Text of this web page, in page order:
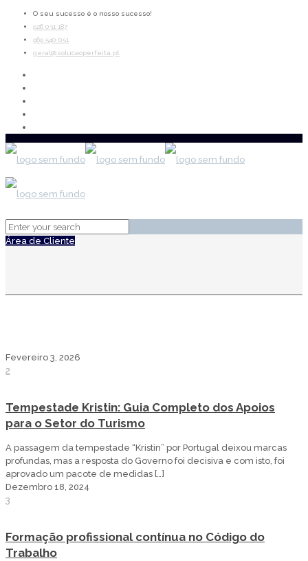
O seu sucesso é o nosso sucesso!
926 031 187
969 540 051
geral@solucaoperfeita.pt
Área de Cliente
Fevereiro 3, 2026
2
Tempestade Kristin: Guia Completo dos Apoios
para o Setor do Turismo
A passagem da tempestade “Kristin” por Portugal deixou marcas
profundas, mas a resposta do Governo foi decisiva e com isto, foi
aprovado um pacote de medidas […]
Dezembro 18, 2024
3
Formação profissional contínua no Código do
Trabalho